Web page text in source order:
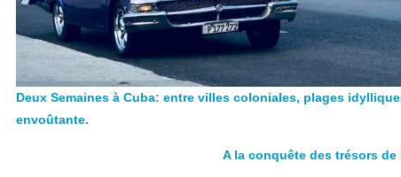
Deux Semaines à Cuba: entre villes coloniales, plages
envoûtante.
A la conquête des trésors de